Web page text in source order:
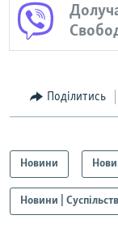
Поділитись
Новини
Новини |